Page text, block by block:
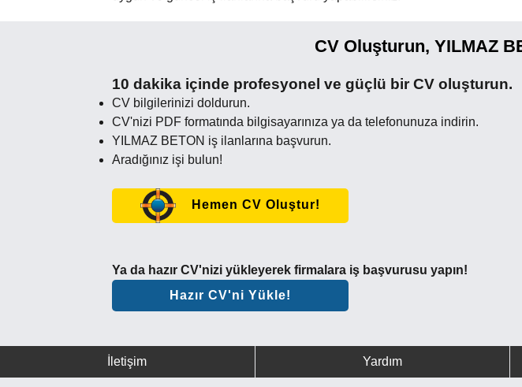
CV Oluşturun, YILMAZ
10 dakika içinde profesyonel ve güçlü bir CV oluşturun.
CV bilgilerinizi doldurun.
CV'nizi PDF formatında bilgisayarınıza ya da telefonunuza indirin.
YILMAZ BETON iş ilanlarına başvurun.
Aradığınız işi bulun!
Hemen CV Oluştur!
Ya da hazır CV'nizi yükleyerek firmalara iş başvurusu yapın!
Hazır CV'ni Yükle!
İletişim Yardım